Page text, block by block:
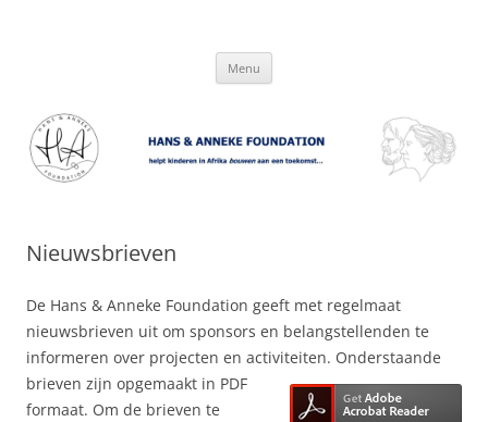
Menu
Nieuwsbrieven
De Hans & Anneke Foundation geeft met regelmaat
nieuwsbrieven uit om sponsors en belangstellenden te
informeren over projecten en activiteiten. Onderstaande
brieven zijn opgemaakt in PDF
formaat. Om de brieven te